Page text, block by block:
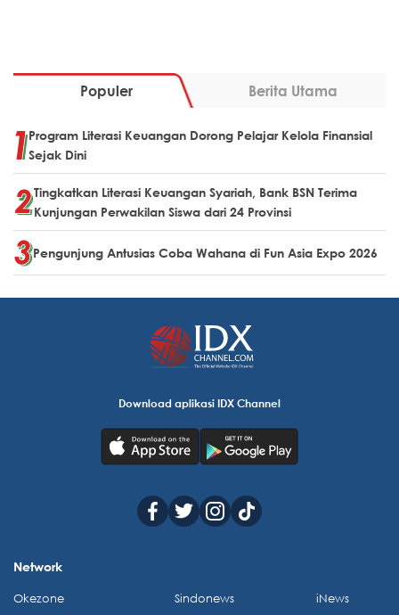
Populer Berita Utama
Program Literasi Keuangan Dorong Pelajar Kelola Finansial
Sejak Dini
Tingkatkan Literasi Keuangan Syariah, Bank BSN Terima
Kunjungan Perwakilan Siswa dari 24 Provinsi
Pengunjung Antusias Coba Wahana di Fun Asia Expo 2026
Download aplikasi IDX Channel
Network
Okezone Sindonews iNews